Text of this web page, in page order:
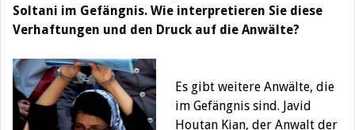
Soltani im Gefängnis. Wie interpretieren Sie diese
Verhaftungen und den Druck auf die Anwälte?
Es gibt weitere Anwälte, die
im Gefängnis sind. Javid
Houtan Kian, der Anwalt der